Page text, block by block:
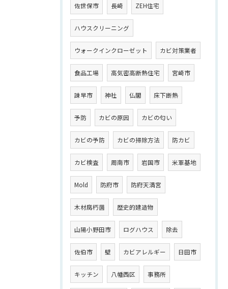
佐世保市 長崎 ZEH住宅
ハウスクリーニング
ウォークインクローゼット カビ対策業者
食品工場 高気密高断熱住宅 宮崎市
諫早市 神社 仏閣 床下断熱
予防 カビの原因 カビの匂い
カビの予防 カビの掃除方法 防カビ
カビ検査 周南市 岩国市 米軍基地
Mold 防府市 防府天満宮
木材腐朽菌 歴史的建造物
山陽小野田市 ログハウス 除去
佐伯市 壁 カビアレルギー 日田市
キッチン 八幡西区 事務所